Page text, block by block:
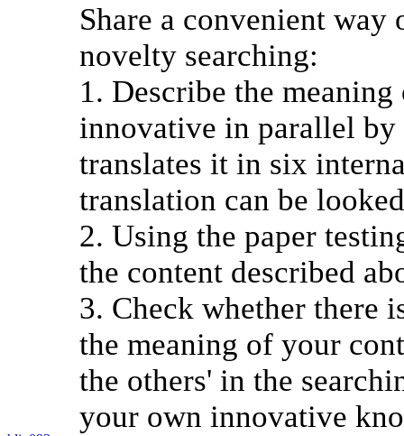
Share a convenient
novelty searching:
1. Describe the
innovative in parallel by
translates it in six
translation can be
2. Using the paper
the content described
3. Check whether there
the meaning of your
the others' in the
your own innovative